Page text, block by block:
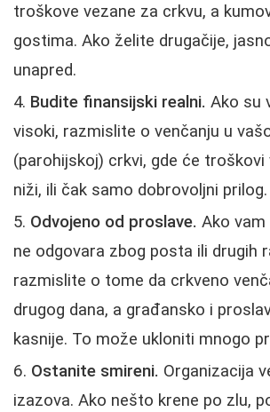
troškove vezane za crkvu, a
gostima. Ako želite drugačije,
unapred.
Budite finansijski realni. Ako su
visoki, razmislite o venčanju u
(parohijskoj) crkvi, gde će
niži, ili čak samo dobrovoljni prilog.
Odvojeno od proslave. Ako
ne odgovara zbog posta ili drugih
razmislite o tome da crkveno
drugog dana, a građansko i
kasnije. To može ukloniti mnogo
Ostanite smireni. Organizacija
izazova. Ako nešto krene po zlu,